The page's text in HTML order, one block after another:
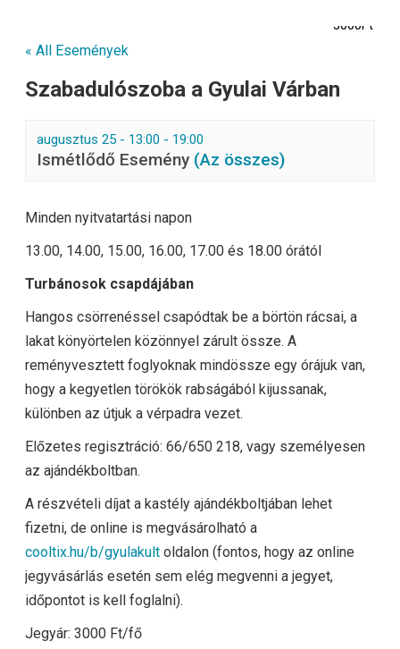
« All Események
Szabadulószoba a Gyulai Várban
augusztus 25 - 13:00 - 19:00
Ismétlődő Esemény (Az összes)
3000Ft
Minden nyitvatartási napon
13.00, 14.00, 15.00, 16.00, 17.00 és 18.00 órától
Turbánosok csapdájában
Hangos csörrenéssel csapódtak be a börtön rácsai, a
lakat könyörtelen közönnyel zárult össze. A
reményvesztett foglyoknak mindössze egy órájuk van,
hogy a kegyetlen törökök rabságából kijussanak,
különben az útjuk a vérpadra vezet.
Előzetes regisztráció: 66/650 218, vagy személyesen
az ajándékboltban.
A részvételi díjat a kastély ajándékboltjában lehet
fizetni, de online is megvásárolható a
cooltix.hu/b/gyulakult oldalon (fontos, hogy az online
jegyvásárlás esetén sem elég megvenni a jegyet,
időpontot is kell foglalni).
Jegyár: 3000 Ft/fő